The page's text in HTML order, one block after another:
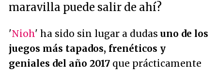
maravilla puede salir de ahí?
'Nioh' ha sido sin lugar a dudas uno de los
juegos más tapados, frenéticos y
geniales del año 2017 que prácticamente